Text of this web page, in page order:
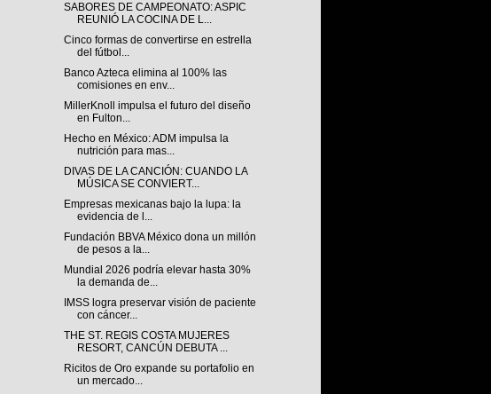
SABORES DE CAMPEONATO: ASPIC
REUNIÓ LA COCINA DE L...
Cinco formas de convertirse en estrella
del fútbol...
Banco Azteca elimina al 100% las
comisiones en env...
MillerKnoll impulsa el futuro del diseño
en Fulton...
Hecho en México: ADM impulsa la
nutrición para mas...
DIVAS DE LA CANCIÓN: CUANDO LA
MÚSICA SE CONVIERT...
Empresas mexicanas bajo la lupa: la
evidencia de l...
Fundación BBVA México dona un millón
de pesos a la...
Mundial 2026 podría elevar hasta 30%
la demanda de...
IMSS logra preservar visión de paciente
con cáncer...
THE ST. REGIS COSTA MUJERES
RESORT, CANCÚN DEBUTA ...
Ricitos de Oro expande su portafolio en
un mercado...